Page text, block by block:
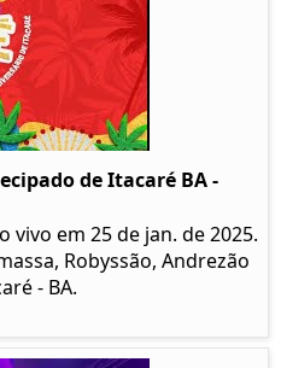
de Itacaré BA -
vivo em 25 de jan. de 2025.
Robyssão, Andrezão
- BA.